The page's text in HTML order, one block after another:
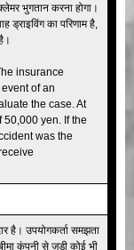
भुगतान करना होगा।
ड्राइविंग का परिणाम है,
insurance
of an
the case. At
yen. If the
was the
है। उपयोगकर्ता समझता
कंपनी से जुड़ी कोई भी